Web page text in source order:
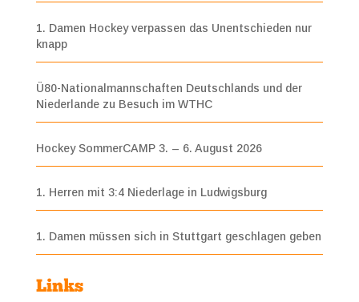
1. Damen Hockey verpassen das Unentschieden nur
knapp
Ü80-Nationalmannschaften Deutschlands und der
Niederlande zu Besuch im WTHC
Hockey SommerCAMP 3. – 6. August 2026
1. Herren mit 3:4 Niederlage in Ludwigsburg
1. Damen müssen sich in Stuttgart geschlagen geben
Links